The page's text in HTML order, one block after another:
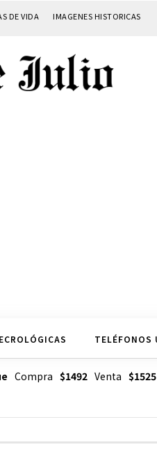
DE VIDA IMAGENES HISTORICAS
TELÉFONOS
Compra $1492Venta $1525